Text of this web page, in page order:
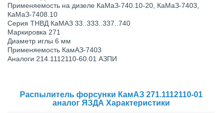
Примeняeмocть нa дизeлe КaМaЗ-740.10-20, КaМaЗ-7403,
КaМaЗ-7408.10
Серия ТНВД КаМАЗ 33..333..337..740
Маркировка 271
Диаметр иглы 6 мм
Применяемость КамАЗ-7403
Аналоги 214.1112110-60.01 АЗПИ
Распылитель форсунки КамАЗ 271.1112110-01
аналог ЯЗДА Характеристики